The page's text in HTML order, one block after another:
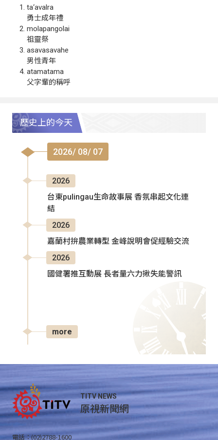
ta‘avalra
勇士成年禮
molapangolai
祖靈祭
asavasavahe
男性青年
atamatama
父字輩的稱呼
歷史上的今天
2026/ 08/ 07
2026
台東pulingau生命故事展 香氛串起文化連
結
2026
嘉蘭村拚農業轉型 金峰說明會促經驗交流
2026
國健署推互動展 長者量六力揪失能警訊
more
TITV NEWS
原視新聞網
電話：(02)2788-1600